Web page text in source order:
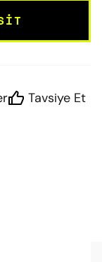
Tavsiye Et